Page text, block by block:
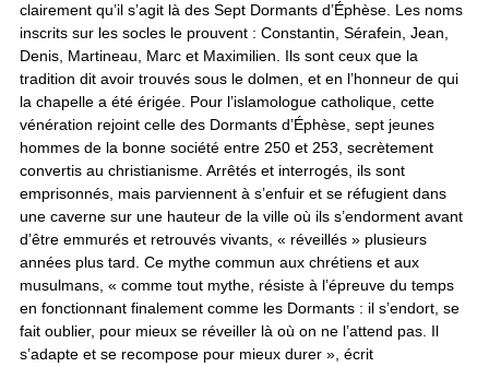
clairement qu’il s’agit là des Sept Dormants d’Éphèse. Les noms
inscrits sur les socles le prouvent : Constantin, Sérafein, Jean,
Denis, Martineau, Marc et Maximilien. Ils sont ceux que la
tradition dit avoir trouvés sous le dolmen, et en l’honneur de qui
la chapelle a été érigée. Pour l’islamologue catholique, cette
vénération rejoint celle des Dormants d’Éphèse, sept jeunes
hommes de la bonne société entre 250 et 253, secrètement
convertis au christianisme. Arrêtés et interrogés, ils sont
emprisonnés, mais parviennent à s’enfuir et se réfugient dans
une caverne sur une hauteur de la ville où ils s’endorment avant
d’être emmurés et retrouvés vivants, « réveillés » plusieurs
années plus tard. Ce mythe commun aux chrétiens et aux
musulmans, « comme tout mythe, résiste à l’épreuve du temps
en fonctionnant finalement comme les Dormants : il s’endort, se
fait oublier, pour mieux se réveiller là où on ne l’attend pas. Il
s’adapte et se recompose pour mieux durer », écrit